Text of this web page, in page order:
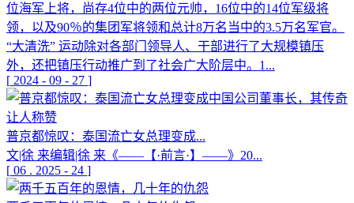
位海军上将，尚存4位中的两位元帅，16位中的14位军级将
领，以及90％的集团军将领和总计8万名当中的3.5万名军官。
“大清洗” 运动除对各部门领导人、干部进行了大规模镇压
外，还把镇压行动推广到了社会广大阶层中。1...
[ 2024 - 09 - 27 ]
普京都惊叹：泰国流亡女总理变成...
文|徐 来编辑|徐 来《——【·前言·】——》20...
[ 06 . 2025 - 24 ]